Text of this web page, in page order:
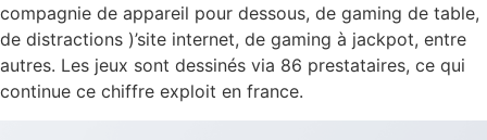
compagnie de appareil pour dessous, de gaming de table,
de distractions )’site internet, de gaming à jackpot, entre
autres. Les jeux sont dessinés via 86 prestataires, ce qui
continue ce chiffre exploit en france.